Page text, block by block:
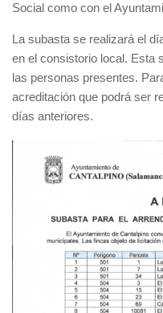
Social como con el
La subasta se realizará el
en el consistorio local. Esta
las personas presentes.
acreditación que podrá ser
días anteriores.